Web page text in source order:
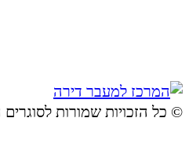
© ​כל הזכויות שמורות